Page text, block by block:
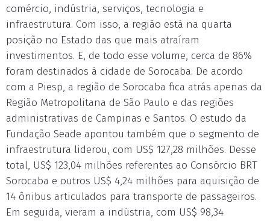
comércio, indústria, serviços, tecnologia e
infraestrutura. Com isso, a região está na quarta
posição no Estado das que mais atraíram
investimentos. E, de todo esse volume, cerca de 86%
foram destinados à cidade de Sorocaba. De acordo
com a Piesp, a região de Sorocaba fica atrás apenas da
Região Metropolitana de São Paulo e das regiões
administrativas de Campinas e Santos. O estudo da
Fundação Seade apontou também que o segmento de
infraestrutura liderou, com US$ 127,28 milhões. Desse
total, US$ 123,04 milhões referentes ao Consórcio BRT
Sorocaba e outros US$ 4,24 milhões para aquisição de
14 ônibus articulados para transporte de passageiros.
Em seguida, vieram a indústria, com US$ 98,34